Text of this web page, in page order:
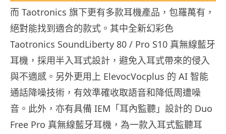
而 Taotronics 旗下更有多款耳機產品，包羅萬有，
絕對能找到適合的款式。其中全新幻彩色
Taotronics SoundLiberty 80 / Pro S10 真無線藍牙
耳機，採用半入耳式設計，避免入耳式帶來的侵入
與不適感。另外更用上 ElevocVocplus 的 AI 智能
通話降噪技術，有效準確收取語音和降低周遭噪
音。此外，亦有具備 IEM「耳內監聽」設計的 Duo
Free Pro 真無線藍牙耳機，為一款入耳式監聽耳